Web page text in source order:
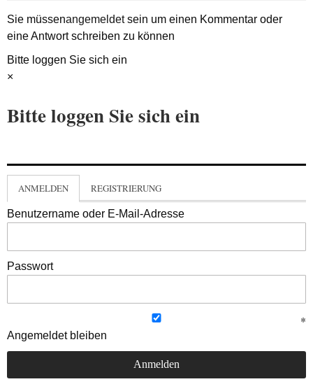
Sie müssenangemeldetsein um einen Kommentar oder
eine Antwort schreiben zu können
Bitte loggen Sie sich ein
×
Bitte loggen Sie sich ein
ANMELDEN REGISTRIERUNG
Benutzername oder E-Mail-Adresse
Passwort
Angemeldet bleiben